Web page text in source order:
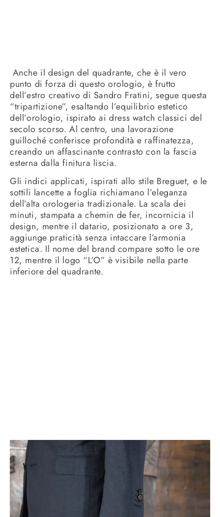
Anche il design del quadrante, che è il vero
punto di forza di questo orologio, è frutto
dell’estro creativo di Sandro Fratini, segue questa
“tripartizione”, esaltando l’equilibrio estetico
dell’orologio, ispirato ai dress watch classici del
secolo scorso. Al centro, una lavorazione
guilloché conferisce profondità e raffinatezza,
creando un affascinante contrasto con la fascia
esterna dalla finitura liscia.
Gli indici applicati, ispirati allo stile Breguet, e le
sottili lancette a foglia richiamano l’eleganza
dell’alta orologeria tradizionale. La scala dei
minuti, stampata a chemin de fer, incornicia il
design, mentre il datario, posizionato a ore 3,
aggiunge praticità senza intaccare l’armonia
estetica. Il nome del brand compare sotto le ore
12, mentre il logo “L’O” è visibile nella parte
inferiore del quadrante.